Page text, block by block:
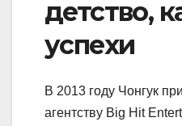
детство,
успехи
В 2013 году Чонгук
агентству Big Hit